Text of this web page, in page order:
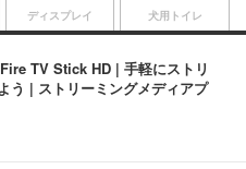
TV Stick HD | 手軽にストリ
う | ストリーミングメディアプ
ディスプレイ 犬用トイレ